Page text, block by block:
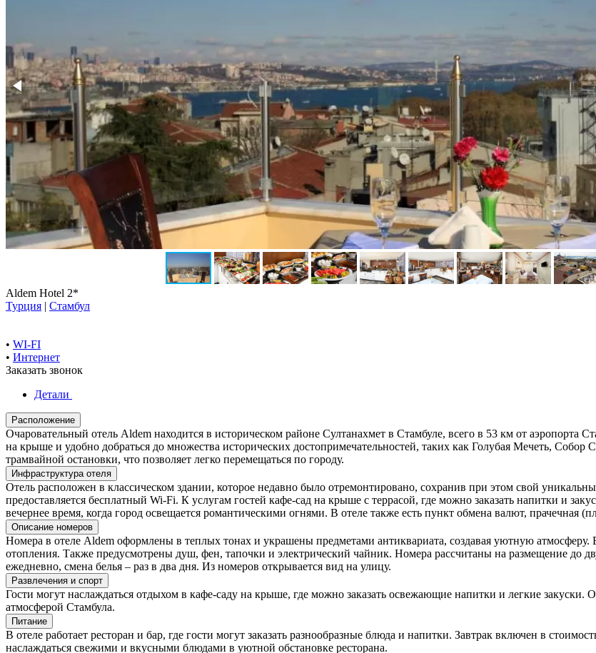
Aldem Hotel 2*
Турция | Стамбул
• WI-FI
• Интернет
Заказать звонок
Детали
Расположение
Очаровательный отель Aldem находится в историческом районе Султанахмет в Стамбуле, всего в 53 км от аэропорта
на крыше и удобно добраться до множества исторических достопримечательностей, таких как Голубая Мечеть,
трамвайной остановки, что позволяет легко перемещаться по городу.
Инфраструктура отеля
Отель расположен в классическом здании, которое недавно было отремонтировано, сохранив при этом свой
предоставляется бесплатный Wi-Fi. К услугам гостей кафе-сад на крыше с террасой, где можно заказать напитки и
вечернее время, когда город освещается романтическими огнями. В отеле также есть пункт обмена валют, прачечная
Описание номеров
Номера в отеле Aldem оформлены в теплых тонах и украшены предметами антиквариата, создавая уютную атмосферу.
отопления. Также предусмотрены душ, фен, тапочки и электрический чайник. Номера рассчитаны на размещение до
ежедневно, смена белья – раз в два дня. Из номеров открывается вид на улицу.
Развлечения и спорт
Гости могут наслаждаться отдыхом в кафе-саду на крыше, где можно заказать освежающие напитки и легкие закуски.
атмосферой Стамбула.
Питание
В отеле работает ресторан и бар, где гости могут заказать разнообразные блюда и напитки. Завтрак включен в
наслаждаться свежими и вкусными блюдами в уютной обстановке ресторана.